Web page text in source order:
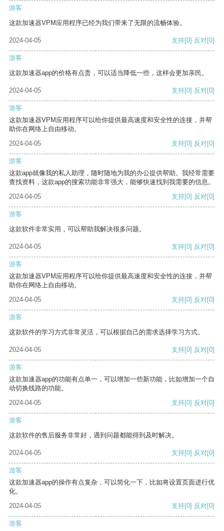
游客
这款加速器VPM应用程序已经为我们带来了无限的流畅体验。
2024-04-05 支持[0] 反对[0]
游客
这款加速器app的价格有点贵，可以适当降低一些，这样会更加亲民。
2024-04-05 支持[0] 反对[0]
游客
这款加速器VPM应用程序可以给你提供最高速度和安全性的连接，并帮
助你在网络上自由移动。
2024-04-05
支持[0] 反对[0]
游客
这款app就像我的私人助理，随时随地为我的办公提供帮助。我经常需要
查找资料，这款app的搜索功能非常强大，能够快速找到我需要的信息。
2024-04-05
支持[0] 反对[0]
游客
这款软件非常实用，可以帮助我解决很多问题。
2024-04-05 支持[0] 反对[0]
游客
这款加速器VPM应用程序可以给你提供最高速度和安全性的连接，并帮
助你在网络上自由移动。
2024-04-05
支持[0] 反对[0]
游客
这款软件的学习方式非常灵活，可以根据自己的需求选择学习方式。
2024-04-05 支持[0] 反对[0]
游客
这款加速器app的功能有点单一，可以增加一些新功能，比如增加一个自
动切换线路的功能。
2024-04-05
支持[0] 反对[0]
游客
这款软件的售后服务非常好，遇到问题都能得到及时解决。
2024-04-05 支持[0] 反对[0]
游客
这款加速器app的操作有点复杂，可以简化一下，比如将设置页面进行优
化。
2024-04-05
支持[0] 反对[0]
游客